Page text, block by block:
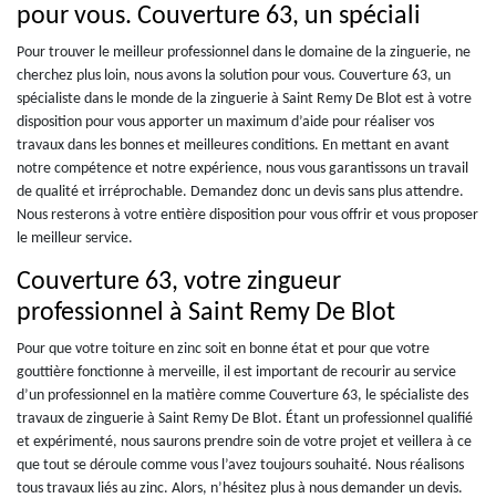
pour vous. Couverture 63, un spéciali
Pour trouver le meilleur professionnel dans le domaine de la zinguerie, ne
cherchez plus loin, nous avons la solution pour vous. Couverture 63, un
spécialiste dans le monde de la zinguerie à Saint Remy De Blot est à votre
disposition pour vous apporter un maximum d’aide pour réaliser vos
travaux dans les bonnes et meilleures conditions. En mettant en avant
notre compétence et notre expérience, nous vous garantissons un travail
de qualité et irréprochable. Demandez donc un devis sans plus attendre.
Nous resterons à votre entière disposition pour vous offrir et vous proposer
le meilleur service.
Couverture 63, votre zingueur
professionnel à Saint Remy De Blot
Pour que votre toiture en zinc soit en bonne état et pour que votre
gouttière fonctionne à merveille, il est important de recourir au service
d’un professionnel en la matière comme Couverture 63, le spécialiste des
travaux de zinguerie à Saint Remy De Blot. Étant un professionnel qualifié
et expérimenté, nous saurons prendre soin de votre projet et veillera à ce
que tout se déroule comme vous l’avez toujours souhaité. Nous réalisons
tous travaux liés au zinc. Alors, n’hésitez plus à nous demander un devis.